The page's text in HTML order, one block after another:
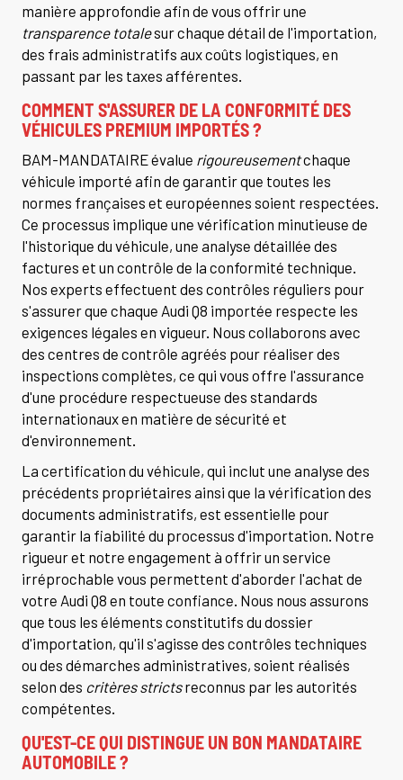
manière approfondie afin de vous offrir une
transparence totalesur chaque détail de l'importation,
des frais administratifs aux coûts logistiques, en
passant par les taxes afférentes.
COMMENT S'ASSURER DE LA CONFORMITÉ DES
VÉHICULES PREMIUM IMPORTÉS ?
BAM-MANDATAIRE évalue rigoureusementchaque
véhicule importé afin de garantir que toutes les
normes françaises et européennes soient respectées.
Ce processus implique une vérification minutieuse de
l'historique du véhicule, une analyse détaillée des
factures et un contrôle de la conformité technique.
Nos experts effectuent des contrôles réguliers pour
s'assurer que chaque Audi Q8 importée respecte les
exigences légales en vigueur. Nous collaborons avec
des centres de contrôle agréés pour réaliser des
inspections complètes, ce qui vous offre l'assurance
d'une procédure respectueuse des standards
internationaux en matière de sécurité et
d'environnement.
La certification du véhicule, qui inclut une analyse des
précédents propriétaires ainsi que la vérification des
documents administratifs, est essentielle pour
garantir la fiabilité du processus d'importation. Notre
rigueur et notre engagement à offrir un service
irréprochable vous permettent d'aborder l'achat de
votre Audi Q8 en toute confiance. Nous nous assurons
que tous les éléments constitutifs du dossier
d'importation, qu'il s'agisse des contrôles techniques
ou des démarches administratives, soient réalisés
selon des critères strictsreconnus par les autorités
compétentes.
QU'EST-CE QUI DISTINGUE UN BON MANDATAIRE
AUTOMOBILE ?